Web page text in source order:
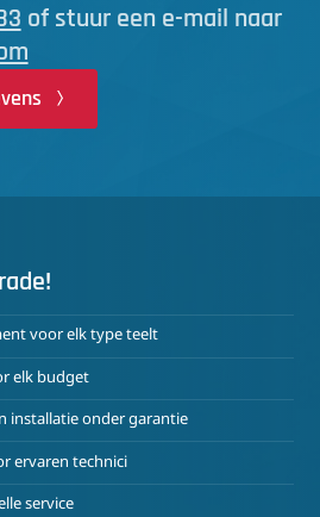
of stuur een e-mail naar
voor elk type teelt
elk budget
installatie onder garantie
ervaren technici
service